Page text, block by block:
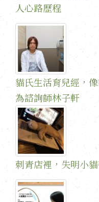
人心路歷程
貓氏生活育兒經，
為諮詢師林子軒
刺青店裡，失明小